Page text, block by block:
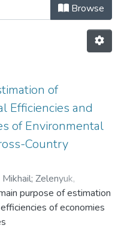
Browse
of
Efficiencies and
of Environmental
Country
Mikhail; Zelenyuk,
purpose of estimation
of economies